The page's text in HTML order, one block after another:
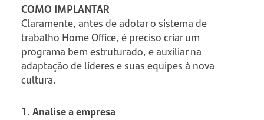
COMO IMPLANTAR
Claramente, antes de adotar o sistema de
trabalho Home Office, é preciso criar um
programa bem estruturado, e auxiliar na
adaptação de líderes e suas equipes à nova
cultura.
1. Analise a empresa